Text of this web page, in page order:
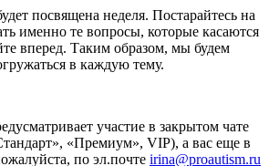
посвящена неделя. Постарайтесь на
именно те вопросы, которые касаются
вперед. Таким образом, мы будем
в каждую тему.
участие в закрытом чате
«Премиум», VIP), а вас еще в
по эл.почте irina@proautism.ru